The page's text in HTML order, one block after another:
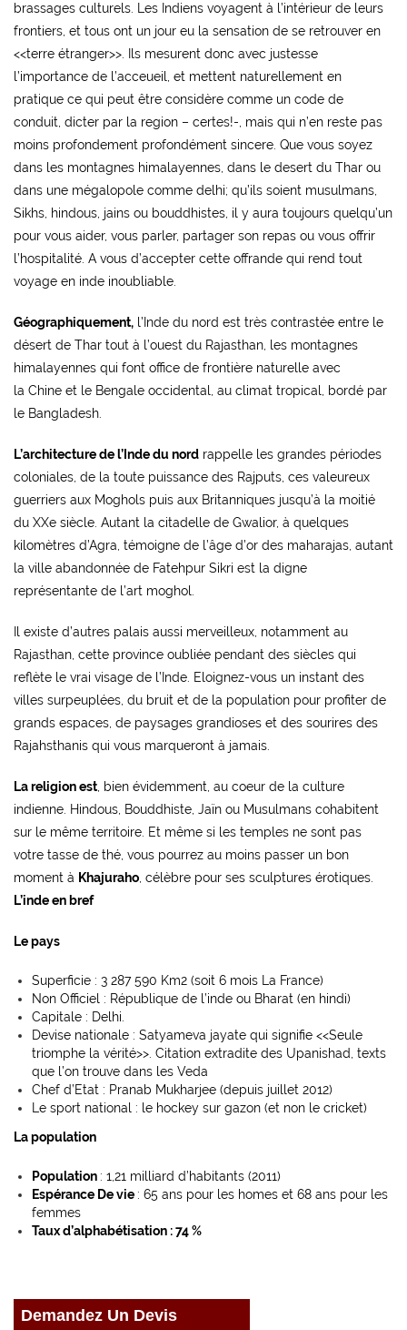
brassages culturels. Les Indiens voyagent à l’intérieur de leurs
frontiers, et tous ont un jour eu la sensation de se retrouver en
<<terre étranger>>. Ils mesurent donc avec justesse
l’importance de l’acceueil, et mettent naturellement en
pratique ce qui peut être considère comme un code de
conduit, dicter par la region – certes!-, mais qui n’en reste pas
moins profondement profondément sincere. Que vous soyez
dans les montagnes himalayennes, dans le desert du Thar ou
dans une mégalopole comme delhi; qu’ils soient musulmans,
Sikhs, hindous, jains ou bouddhistes, il y aura toujours quelqu’un
pour vous aider, vous parler, partager son repas ou vous offrir
l’hospitalité. A vous d’accepter cette offrande qui rend tout
voyage en inde inoubliable.
Géographiquement, l’Inde du nord est très contrastée entre le
désert de Thar tout à l’ouest du Rajasthan , les montagnes
himalayennes qui font office de frontière naturelle avec
la Chine et le Bengale occidental, au climat tropical, bordé par
le Bangladesh.
L’architecture de l’Inde du nord rappelle les grandes périodes
coloniales, de la toute puissance des Rajputs, ces valeureux
guerriers aux Moghols puis aux Britanniques jusqu’à la moitié
du XXe siècle. Autant la citadelle de Gwalior, à quelques
kilomètres d’Agra, témoigne de l’âge d’or des maharajas, autant
la ville abandonnée de Fatehpur Sikri est la digne
représentante de l’art moghol.
Il existe d’autres palais aussi merveilleux, notamment au
Rajasthan, cette province oubliée pendant des siècles qui
reflète le vrai visage de l’Inde. Eloignez-vous un instant des
villes surpeuplées, du bruit et de la population pour profiter de
grands espaces, de paysages grandioses et des sourires des
Rajahsthanis qui vous marqueront à jamais.
La religion est , bien évidemment, au coeur de la culture
indienne. Hindous, Bouddhiste, Jaïn ou Musulmans cohabitent
sur le même territoire. Et même si les temples ne sont pas
votre tasse de thé, vous pourrez au moins passer un bon
moment à Khajuraho , célèbre pour ses sculptures érotiques.
L’inde en bref
Le pays
Superficie : 3 287 590 Km2 (soit 6 mois La France)
Non Officiel : République de l’inde ou Bharat (en hindi)
Capitale : Delhi.
Devise nationale : Satyameva jayate qui signifie <<Seule
triomphe la vérité>>. Citation extradite des Upanishad, texts
que l’on trouve dans les Veda
Chef d’Etat : Pranab Mukharjee (depuis juillet 2012)
Le sport national : le hockey sur gazon (et non le cricket)
La population
Population : 1,21 milliard d’habitants (2011)
Espérance De vie : 65 ans pour les homes et 68 ans pour les
femmes
Taux d’alphabétisation : 74 %